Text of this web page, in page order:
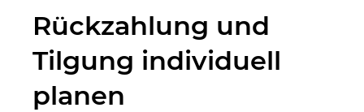
Rückzahlung und
Tilgung individuell
planen